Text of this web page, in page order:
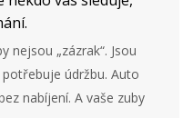
nejsou „zázrak“. Jsou
údržbu. Auto
nabíjení. A vaše zuby